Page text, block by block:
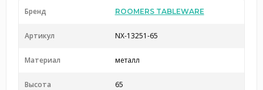
Бренд ROOMERS TABLEWARE
Артикул NX-13251-65
Материал металл
Высота 65